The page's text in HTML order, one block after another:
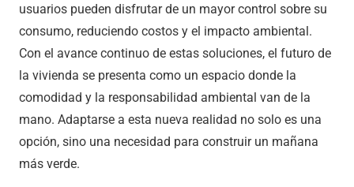
usuarios pueden disfrutar de un mayor control sobre su
consumo, reduciendo costos y el impacto ambiental.
Con el avance continuo de estas soluciones, el futuro de
la vivienda se presenta como un espacio donde la
comodidad y la responsabilidad ambiental van de la
mano. Adaptarse a esta nueva realidad no solo es una
opción, sino una necesidad para construir un mañana
más verde.